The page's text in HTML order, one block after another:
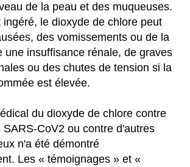
de la peau et des muqueuses.
ingéré, le dioxyde de chlore peut
des vomissements ou de la
une insuffisance rénale, de graves
ou des chutes de tension si la
est élevée.
du dioxyde de chlore contre
SARS-CoV2 ou contre d'autres
n'a été démontré
Les « témoignages » et «